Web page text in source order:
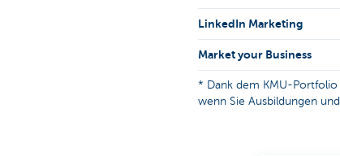
LinkedIn Marketing
Market your Business
* Dank dem KMU-Portfolio
wenn Sie Ausbildungen